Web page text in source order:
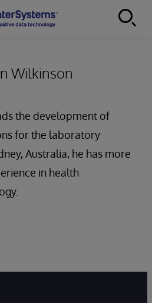
Wilkinson
the development of
for the laboratory
Australia, he has more
in health